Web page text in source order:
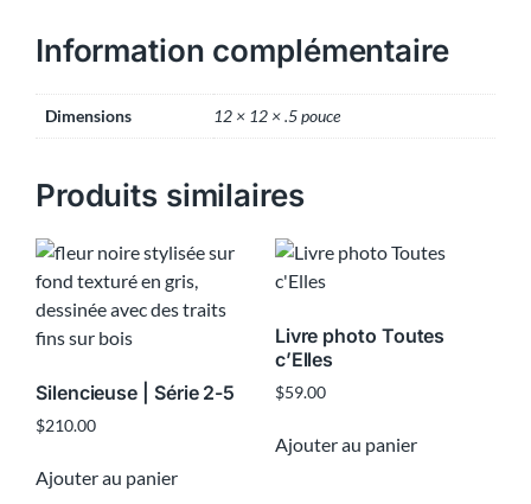
Information complémentaire
Dimensions 12 × 12 × .5 pouce
Produits similaires
Silencieuse | Série 2-5
$210.00
Ajouter au panier
Livre photo Toutes
c’Elles
$59.00
Ajouter au panier